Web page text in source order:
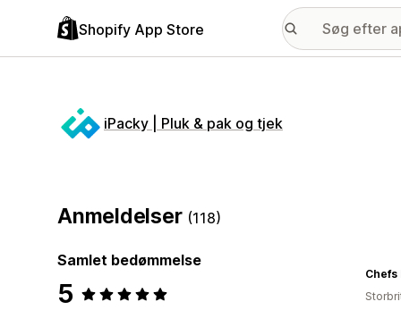
Shopify App Store
iPacky | Pluk & pak og tjek
Anmeldelser (118)
Samlet bedømmelse
5
Chefs